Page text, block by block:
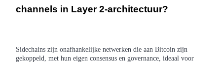
channels in Layer 2-architectuur?
Sidechains zijn onafhankelijke netwerken die aan Bitcoin zijn
gekoppeld, met hun eigen consensus en governance, ideaal voor